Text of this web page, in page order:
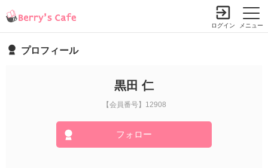
メニュー
ログイン
プロフィール
黒田 仁
【会員番号】12908
フォロー